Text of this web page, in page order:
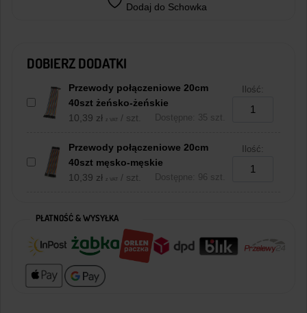
Dodaj do Schowka
DOBIERZ DODATKI
Przewody połączeniowe 20cm
40szt żeńsko-żeńskie
10,39 zł z VAT / szt. Dostępne: 35 szt.
Ilość:
Przewody połączeniowe 20cm
40szt męsko-męskie
10,39 zł z VAT / szt. Dostępne: 96 szt.
Ilość:
PŁATNOŚĆ & WYSYŁKA